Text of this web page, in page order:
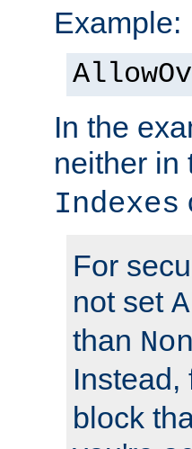
Example:
In the
neither in
Indexes
For
not set
than
block